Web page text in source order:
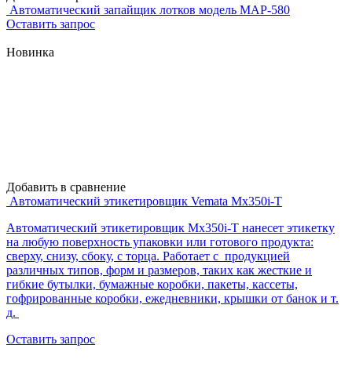
Автоматический запайщик лотков модель MAР-580
Оставить запрос
Новинка
Добавить в сравнение
Автоматический этикетировщик Vemata Mx350i-T
Автоматический этикетировщик Mx350i-T нанесет этикетку
на любую поверхность упаковки или готового продукта:
сверху, снизу, сбоку, с торца. Работает с продукцией
различных типов, форм и размеров, таких как жесткие и
гибкие бутылки, бумажные коробки, пакеты, кассеты,
гофрированные коробки, ежедневники, крышки от банок и т.
д.
Оставить запрос